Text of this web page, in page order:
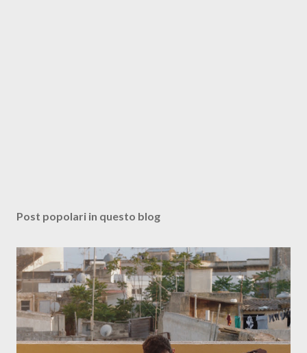
Post popolari in questo blog